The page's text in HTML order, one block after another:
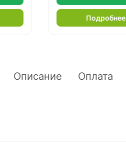
Подробнее
Описание Оплата